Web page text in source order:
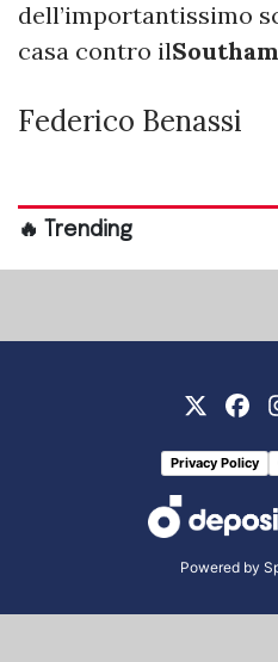
dell’importantissimo
casa contro il
Federico Benassi
🔥 Trending
Privacy Policy
Powered by